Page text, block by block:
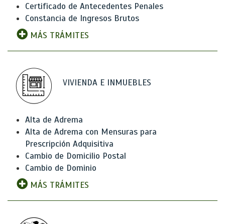
Certificado de Antecedentes Penales
Constancia de Ingresos Brutos
MÁS TRÁMITES
VIVIENDA E INMUEBLES
Alta de Adrema
Alta de Adrema con Mensuras para
Prescripción Adquisitiva
Cambio de Domicilio Postal
Cambio de Dominio
MÁS TRÁMITES